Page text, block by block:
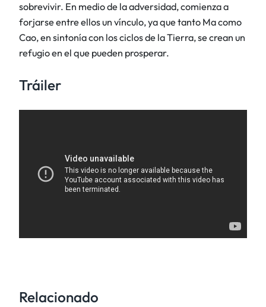
sobrevivir. En medio de la adversidad, comienza a
forjarse entre ellos un vínculo, ya que tanto Ma como
Cao, en sintonía con los ciclos de la Tierra, se crean un
refugio en el que pueden prosperar.
Tráiler
Relacionado